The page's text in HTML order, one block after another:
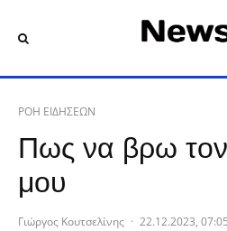
ΡΟΗ ΕΙΔΗΣΕΩΝ
Πως να βρω
μου
Γιώργος Κουτσελίνης · 22.12.2023, 07:05